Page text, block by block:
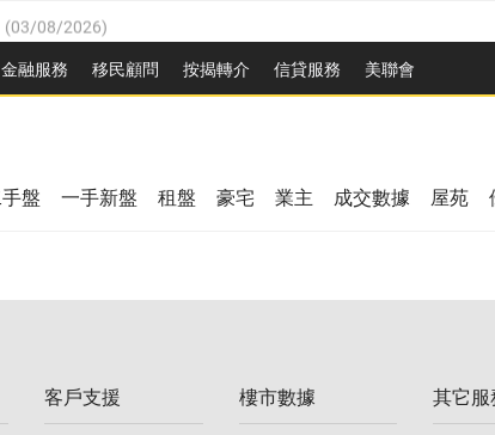
(03/08/2026)
(03/08/2026)
(03/08/2026)
( 03/08/2026
金融服務 移民顧問 按揭轉介 信貸服務 美聯會
03/08/2026)
盤 一手新盤 租盤 豪宅 業主 成交數據 屋苑
客戶支援 樓市數據 其它服